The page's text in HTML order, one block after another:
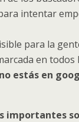
intentar
para la
en todos
estás en
importantes